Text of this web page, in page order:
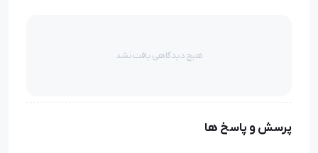
هیچ دیدگاهی یافت نشد
پرسش و پاسخ ها